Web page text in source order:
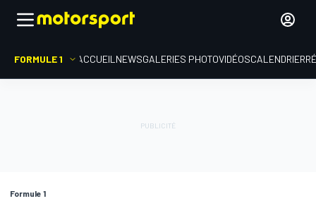
FORMULE 1 ACCUEIL NEWSGALERIES PHOTOVIDÉOSCALENDRIER
Formule 1